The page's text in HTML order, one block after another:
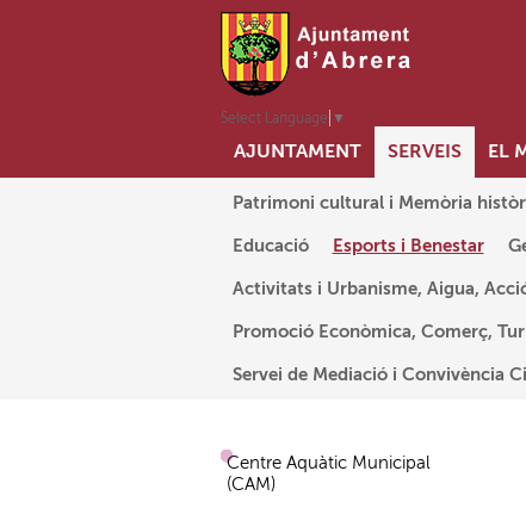
Select Language ▼
AJUNTAMENT SERVEIS
Patrimoni cultural i Memòria
Educació Esports i Benestar
Activitats i Urbanisme, Aigua,
Promoció Econòmica, Comerç,
Servei de Mediació i Convivència
EL
Abrera+Sostenible
Centre Aquàtic Municipal
(CAM)